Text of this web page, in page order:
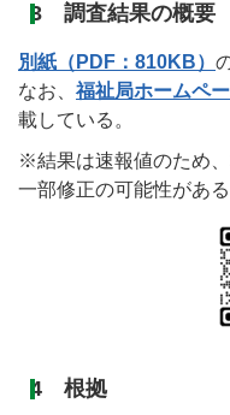
3 調査結果の概要
別紙（PDF：810KB）
なお、 福祉局ホームペ
載している。
※結果は速報値のため
一部修正の可能性がある
4 根拠